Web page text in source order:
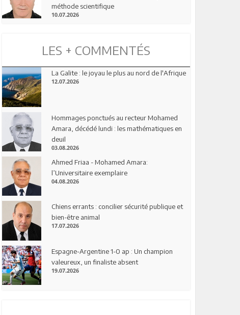
méthode scientifique
10.07.2026
LES + COMMENTÉS
La Galite : le joyau le plus au nord de l'Afrique
12.07.2026
Hommages ponctués au recteur Mohamed
Amara, décédé lundi : les mathématiques en
deuil
03.08.2026
Ahmed Friaa - Mohamed Amara:
l’Universitaire exemplaire
04.08.2026
Chiens errants : concilier sécurité publique et
bien-être animal
17.07.2026
Espagne-Argentine 1-0 ap : Un champion
valeureux, un finaliste absent
19.07.2026